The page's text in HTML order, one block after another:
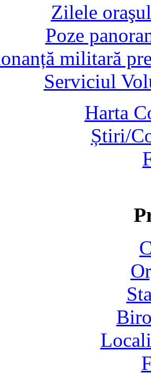
Zilele
Poze
militară
Serviciul
Harta
Știri/